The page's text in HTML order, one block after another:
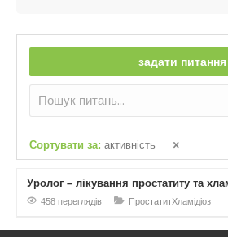
задати питання
Сортувати за: активність
Уролог – лікування простатиту та
458 переглядів ПростатитХламідіоз